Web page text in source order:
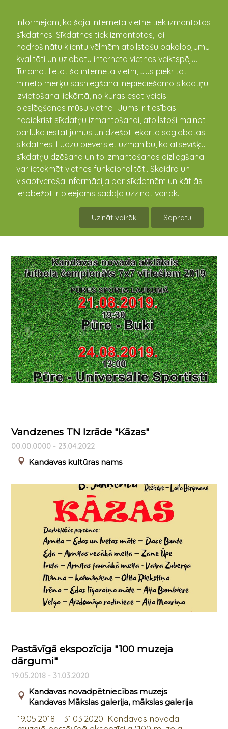
Informējam, ka šajā interneta vietnē tiek izmantotas
sīkdatnes. Sīkdatnes tiek izmantotas, lai
nodrošinātu klientu vēlmēm atbilstošu pakalpojumu
kvalitāti un uzlabotu interneta vietnes veiktspēju.
Turpinot lietot šo interneta vietni, Jūs piekrītat
minēto mērķu sasniegšanai nepieciešamo sīkdatņu
izvietošanai iekārtā, no kuras esat veicis
pieslēgšanos mūsu vietnei. Jums ir tiesības
nepiekrist sīkdatņu izmantošanai, atbilstoši mainot
pārlūka iestatījumus un dzēšot iekārtā saglabātās
sīkdatnes. Lūdzu pievērsiet uzmanību, ka atsevišķu
sīkdatņu dzēšana un to izmantošanas aizliegšana
var ietekmēt vietnes funkcionalitāti. Skaidra un
visaptveroša informācija par sīkdatnēm un kāt ās
ierobežot ir pieejams sadaļā uzzināt vairāk.
Uzināt vairāk Sapratu
kandava.lv
PASĀKUMU
KALENDĀRS
Kandavas novada atklātais futbola
čempionāts 7x7 vīriešiem
Vandzenes TN Izrāde "Kāzas"
00.00.0000 - 23.04.2022
Kandavas kultūras nams
Pastāvīgā ekspozīcija "100 muzeja
dārgumi"
19.05.2018 - 31.03.2020
Kandavas novadpētniecības muzejs
Kandavas Mākslas galerija, mākslas galerija
19.05.2018 - 31.03.2020. Kandavas novada